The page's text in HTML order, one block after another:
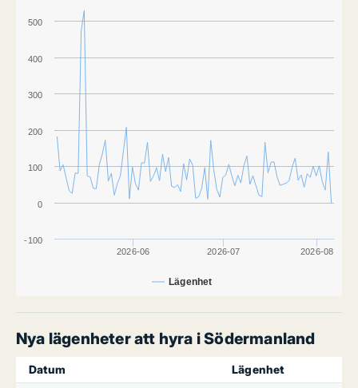
Lägenhet
2026-06 2026-07 2026-08
-100
0
100
200
300
400
500
Nya lägenheter att hyra i Södermanland
Datum
Lägenhet